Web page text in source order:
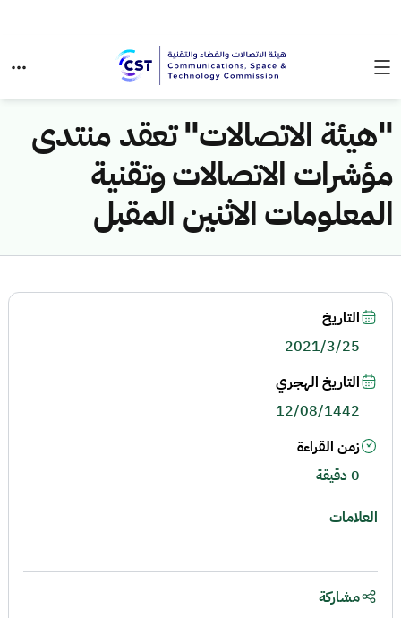
"هيئة الاتصالات" تعقد منتدى
مؤشرات الاتصالات وتقنية
المعلومات الاثنين المقبل
التاريخ
2021/3/25
التاريخ الهجري
12/08/1442
زمن القراءة
0 دقيقة
العلامات
مشاركة